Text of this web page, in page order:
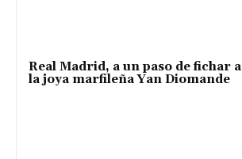
Real Madrid, a un paso de fichar a
la joya marfileña Yan Diomande